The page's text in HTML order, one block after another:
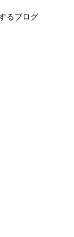
るブログ